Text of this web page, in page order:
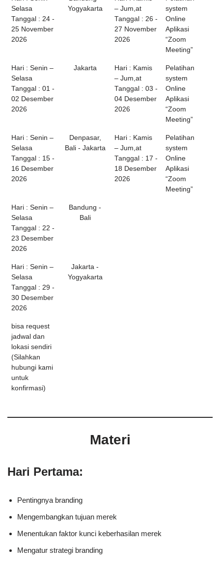
Selasa
Tanggal : 24 -
25 November
2026
Yogyakarta
– Jum,at
Tanggal : 26 -
27 November
2026
system
Online
Aplikasi
“Zoom
Meeting”
Hari : Senin –
Selasa
Tanggal : 01 -
02 Desember
2026
Jakarta
Hari : Kamis
– Jum,at
Tanggal : 03 -
04 Desember
2026
Pelatihan
system
Online
Aplikasi
“Zoom
Meeting”
Hari : Senin –
Selasa
Tanggal : 15 -
16 Desember
2026
Denpasar,
Bali - Jakarta
Hari : Kamis
– Jum,at
Tanggal : 17 -
18 Desember
2026
Pelatihan
system
Online
Aplikasi
“Zoom
Meeting”
Hari : Senin –
Selasa
Tanggal : 22 -
23 Desember
2026
Bandung -
Bali
Hari : Senin –
Selasa
Tanggal : 29 -
30 Desember
2026
Jakarta -
Yogyakarta
bisa request
jadwal dan
lokasi sendiri
(Silahkan
hubungi kami
untuk
konfirmasi)
Materi
Hari Pertama:
Pentingnya branding
Mengembangkan tujuan merek
Menentukan faktor kunci keberhasilan merek
Mengatur strategi branding